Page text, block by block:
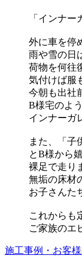
「インナ
外に車を停
雨や雪の日
荷物を何往
気付けば服
今朝も出社
B様宅のよ
インナーガ
また、「子
とB様から
裸足で走り
無垢の床材
お子さんた
これからも
ご家族のエ
施工事例・お客